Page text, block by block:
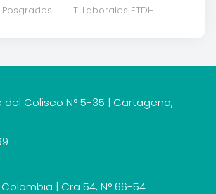
Posgrados T. Laborales ETDH
del Coliseo N° 5-35 | Cartagena,
| Cra 54, N° 66-54